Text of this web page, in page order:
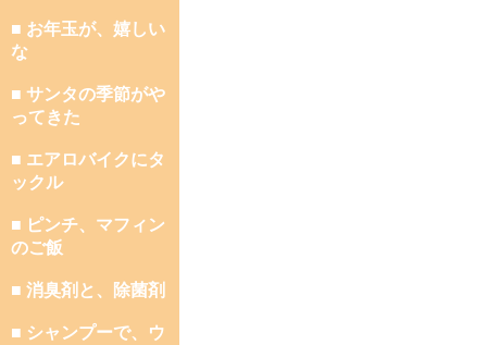
■ お年玉が、嬉しい
な
■ サンタの季節がや
ってきた
■ エアロバイクにタ
ックル
■ ピンチ、マフィン
のご飯
■ 消臭剤と、除菌剤
■ シャンプーで、ウ